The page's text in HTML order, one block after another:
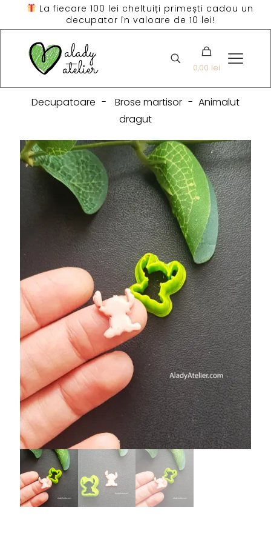
La fiecare 100 lei cheltuiți primești cadou un
decupator în valoare de 10 lei!
0,00 lei
Decupatoare - Brose martisor - Animalut
dragut